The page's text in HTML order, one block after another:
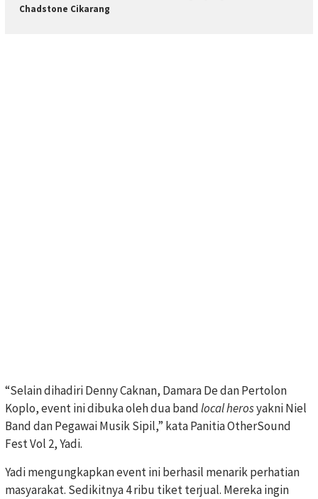
Chadstone Cikarang
“Selain dihadiri Denny Caknan, Damara De dan Pertolon
Koplo, event ini dibuka oleh dua bandlocal herosyakni Niel
Band dan Pegawai Musik Sipil,” kata Panitia OtherSound
Fest Vol 2, Yadi.
Yadi mengungkapkan event ini berhasil menarik perhatian
masyarakat. Sedikitnya 4 ribu tiket terjual. Mereka ingin